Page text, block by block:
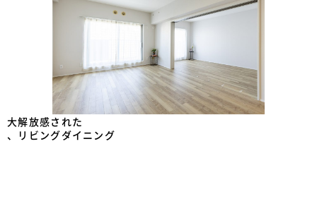
大解放感された
、リビングダイニング